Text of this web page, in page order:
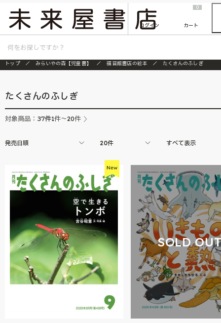
『ONE PIECE magazine 021 ONE PIECEカード付き同梱版』発売延期のご案内
ログイン
0
カート
トップ みらいやの森【児童書】 福音館書店の絵本 たくさんのふしぎ
たくさんのふしぎ
対象商品： 37件1件～20件
発売日順 20件 すべて表示
SOLD